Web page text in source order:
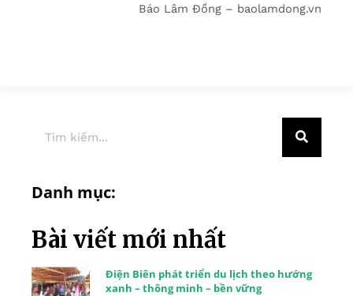
Báo Lâm Đồng – baolamdong.vn
Danh mục:
Bài viết mới nhất
Điện Biên phát triển du lịch theo hướng
xanh – thông minh – bền vững